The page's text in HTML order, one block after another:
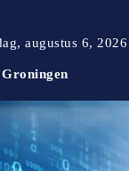
augustus 6, 2026
Groningen